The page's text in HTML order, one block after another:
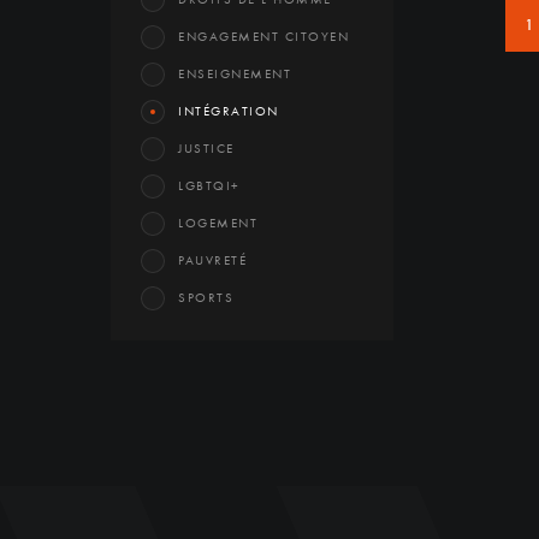
ENGAGEMENT CITOYEN
ENSEIGNEMENT
INTÉGRATION
JUSTICE
LGBTQI+
LOGEMENT
PAUVRETÉ
SPORTS
1